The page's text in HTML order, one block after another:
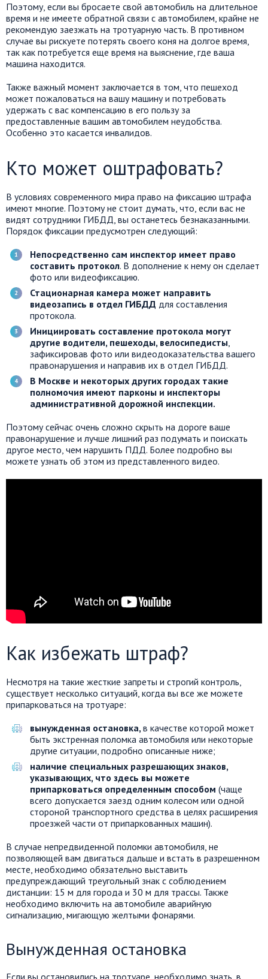
Поэтому, если вы бросаете свой автомобиль на длительное
время и не имеете обратной связи с автомобилем, крайне не
рекомендую заезжать на тротуарную часть. В противном
случае вы рискуете потерять своего коня на долгое время,
так как потребуется еще время на выяснение, где ваша
машина находится.
Также важный момент заключается в том, что пешеход
может пожаловаться на вашу машину и потребовать
удержать с вас компенсацию в его пользу за
предоставленные вашим автомобилем неудобства.
Особенно это касается инвалидов.
Кто может оштрафовать?
В условиях современного мира право на фиксацию штрафа
имеют многие. Поэтому не стоит думать, что, если вас не
видят сотрудники ГИБДД, вы останетесь безнаказанными.
Порядок фиксации предусмотрен следующий:
Непосредственно сам инспектор имеет право
составить протокол. В дополнение к нему он сделает
фото или видеофиксацию.
Стационарная камера может направить
видеозапись в отдел ГИБДД для составления
протокола.
Инициировать составление протокола могут
другие водители, пешеходы, велосипедисты,
зафиксировав фото или видеодоказательства вашего
правонарушения и направив их в отдел ГИБДД.
В Москве и некоторых других городах такие
полномочия имеют парконы и инспекторы
административной дорожной инспекции.
Поэтому сейчас очень сложно скрыть на дороге ваше
правонарушение и лучше лишний раз подумать и поискать
другое место, чем нарушить ПДД. Более подробно вы
можете узнать об этом из представленного видео.
Как избежать штраф?
Несмотря на такие жесткие запреты и строгий контроль,
существует несколько ситуаций, когда вы все же можете
припарковаться на тротуаре:
вынужденная остановка, в качестве которой может
быть экстренная поломка автомобиля или некоторые
другие ситуации, подробно описанные ниже;
наличие специальных разрешающих знаков,
указывающих, что здесь вы можете
припарковаться определенным способом (чаще
всего допускается заезд одним колесом или одной
стороной транспортного средства в целях расширения
проезжей части от припаркованных машин).
В случае непредвиденной поломки автомобиля, не
позволяющей вам двигаться дальше и встать в разрешенном
месте, необходимо обязательно выставить
предупреждающий треугольный знак с соблюдением
дистанции: 15 м для города и 30 м для трассы. Также
необходимо включить на автомобиле аварийную
сигнализацию, мигающую желтыми фонарями.
Вынужденная остановка
Если вы остановились на тротуаре, необходимо знать, в